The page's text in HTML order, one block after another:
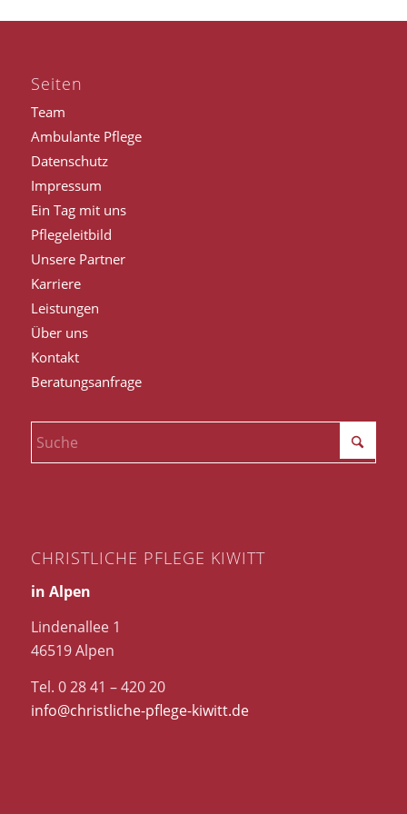
Seiten
Team
Ambulante Pflege
Datenschutz
Impressum
Ein Tag mit uns
Pflegeleitbild
Unsere Partner
Karriere
Leistungen
Über uns
Kontakt
Beratungsanfrage
CHRISTLICHE PFLEGE KIWITT
in Alpen
Lindenallee 1
46519 Alpen
Tel. 0 28 41 – 420 20
info@christliche-pflege-kiwitt.de